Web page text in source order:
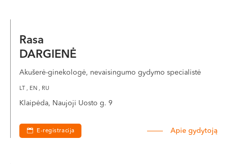
Rasa
DARGIENĖ
Akušerė-ginekologė, nevaisingumo gydymo specialistė
LT , EN , RU
Klaipėda, Naujoji Uosto g. 9
E-registracija Apie gydytoją